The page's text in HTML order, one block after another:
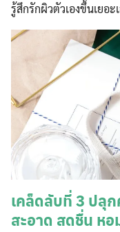
รู้สึกรักผิวตัวเองขึ้นเยอะ
เคล็ดลับที่ 3 ปลุ
สะอาด สดชื่น ห